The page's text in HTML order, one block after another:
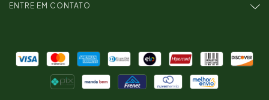
ENTRE EM CONTATO